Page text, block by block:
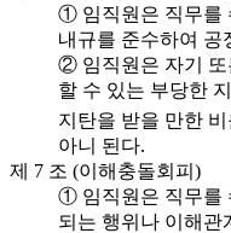
① 임직원은 직무를
내규를 준수하여 공
② 임직원은 자기 또
할 수 있는 부당한
지탄을 받을 만한
아니 된다.
제 7 조 (이해충돌회피)
① 임직원은 직무를
되는 행위나 이해관